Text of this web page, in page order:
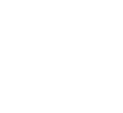
på det senaste inom skatt
och vill komma i kontakt med oss
till blogginlägget.